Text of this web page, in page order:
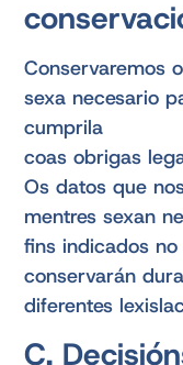
Conservaremos
sexa necesario
cumprila
coas obrigas
Os datos que
mentres sexan
fins indicados
conservarán
diferentes
C.